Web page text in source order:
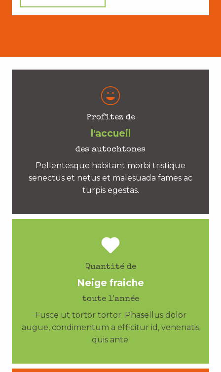
Profitez de
l'accueil
des autochtones
Pellentesque habitant morbi tristique
senectus et netus et malesuada fames ac
turpis egestas.
Quantité de
Neige fraiche
toute l'année
Fusce ut tortor tortor. Phasellus dolor
augue, condimentum a efficitur id, venenatis
quis ante.